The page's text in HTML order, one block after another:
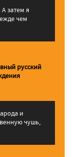
затем я
чем
русский
и
чушь,